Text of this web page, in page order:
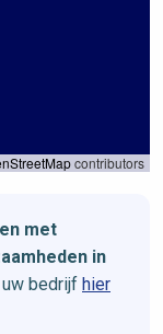
contributors
met
in
bedrijf hier